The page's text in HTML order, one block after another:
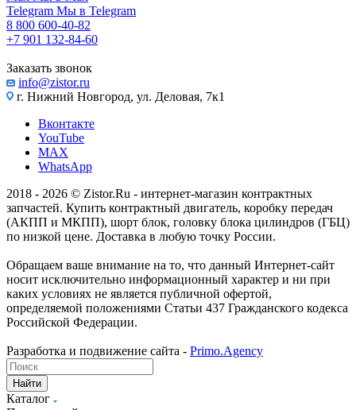
Telegram Мы в Telegram
8 800 600-40-82
+7 901 132-84-60
Заказать звонок
info@zistor.ru
г. Нижний Новгород, ул. Деловая, 7к1
Вконтакте
YouTube
MAX
WhatsApp
2018 - 2026 © Zistor.Ru - интернет-магазин контрактных
запчастей. Купить контрактный двигатель, коробку передач
(АКПП и МКПП), шорт блок, головку блока цилиндров (ГБЦ)
по низкой цене. Доставка в любую точку России.
Обращаем ваше внимание на то, что данный Интернет-сайт
носит исключительно информационный характер и ни при
каких условиях не является публичной офертой,
определяемой положениями Статьи 437 Гражданского кодекса
Российской Федерации.
Разработка и подвижение сайта - Primo.Agency
Найти
Каталог